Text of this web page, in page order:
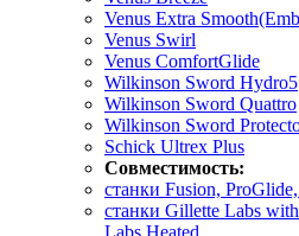
Venus Extra
Venus Swirl
Venus ComfortGlide
Wilkinson Sword Hydro5
Wilkinson Sword Quattro
Wilkinson Sword
Schick Ultrex Plus
Совместимость:
станки Fusion,
станки Gillette Labs